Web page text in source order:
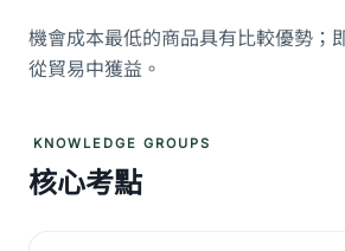
機會成本最低的商品具有比較優勢；
從貿易中獲益。
KNOWLEDGE GROUPS
核心考點